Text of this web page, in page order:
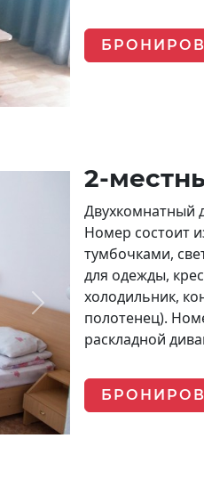
Next
2-
Двухкомнатный
Номер состоит
тумбочками,
для одежды,
холодильник,
полотенец).
раскладной